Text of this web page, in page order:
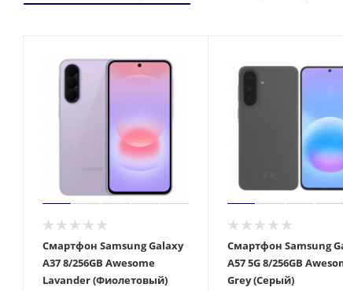
Смартфон Samsung Galaxy
A37 8/256GB Awesome
Lavander (Фиолетовый)
Смартфон Samsung
A57 5G 8/256GB
Grey (Серый)